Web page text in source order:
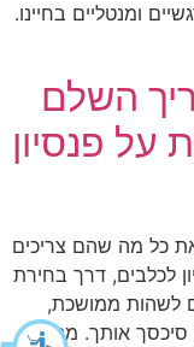
ומנטליים בחיינו.
השלם
פנסיון
כל מה שהם צריכים
לכלבים, דרך בחירת
לשהות ממושכת,
סיכסך אותך. מהו